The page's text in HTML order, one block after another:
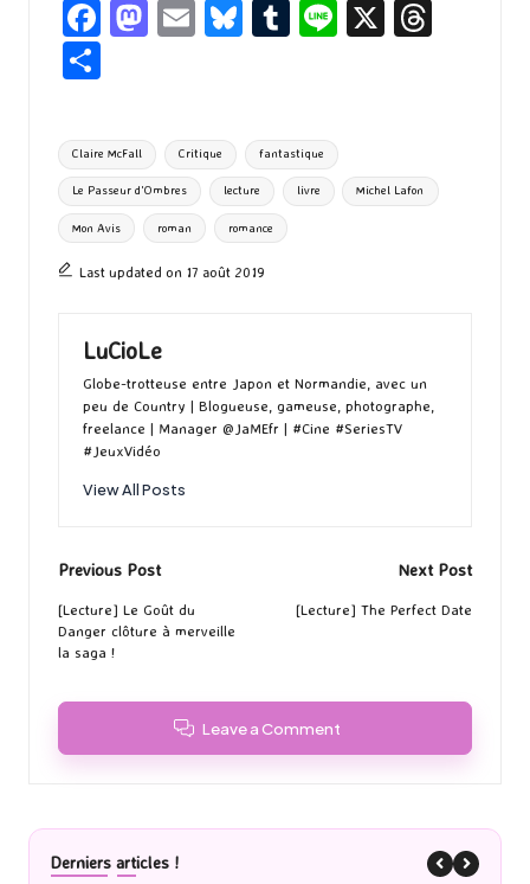
Fa
o
o
k
M
d
o
n
E
l
Bl
ky
T
bl
r
Li X
ta
g
er
Tags:
Claire McFall Critique fantastique
Le Passeur d'Ombres lecture livre Michel Lafon
Mon Avis roman romance
Last updated on 17 août 2019
LuCioLe
Globe-trotteuse entre Japon et Normandie, avec un
peu de Country | Blogueuse, gameuse, photographe,
freelance | Manager @JaMEfr | #Cine #SeriesTV
#JeuxVidéo
View All Posts
Post
navigation
Previous Post
[Lecture] Le Goût du
Danger clôture à merveille
la saga !
Next Post
[Lecture] The Perfect Date
Leave a Comment
Derniers articles !